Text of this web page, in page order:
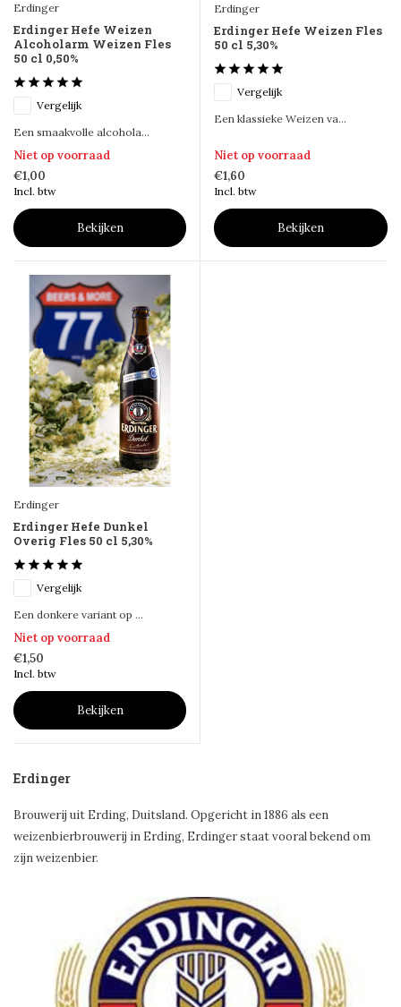
Erdinger
Erdinger Hefe Weizen
Alcoholarm Weizen Fles
50 cl 0,50%
Vergelijk
Een smaakvolle alcohola...
Niet op voorraad
€1,00
Incl. btw
Bekijken
Erdinger
Erdinger Hefe Weizen Fles
50 cl 5,30%
Vergelijk
Een klassieke Weizen va...
Niet op voorraad
€1,60
Incl. btw
Bekijken
Erdinger
Erdinger Hefe Dunkel
Overig Fles 50 cl 5,30%
Vergelijk
Een donkere variant op ...
Niet op voorraad
€1,50
Incl. btw
Bekijken
Erdinger
Brouwerij uit Erding, Duitsland. Opgericht in 1886 als een
weizenbierbrouwerij in Erding, Erdinger staat vooral bekend om
zijn weizenbier.